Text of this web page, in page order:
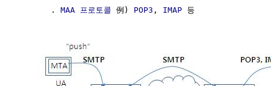
       .
MAA 프로토콜 例) POP3 , IMAP 등